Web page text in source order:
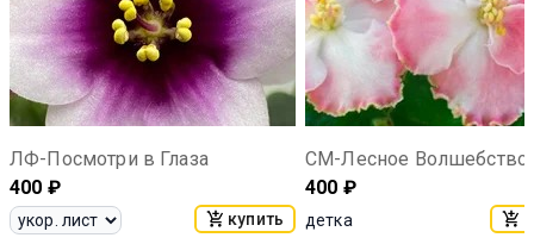
ЛФ-Посмотри в Глаза
400 ₽
купить
СМ-Лесное Волшебство
400 ₽
детка